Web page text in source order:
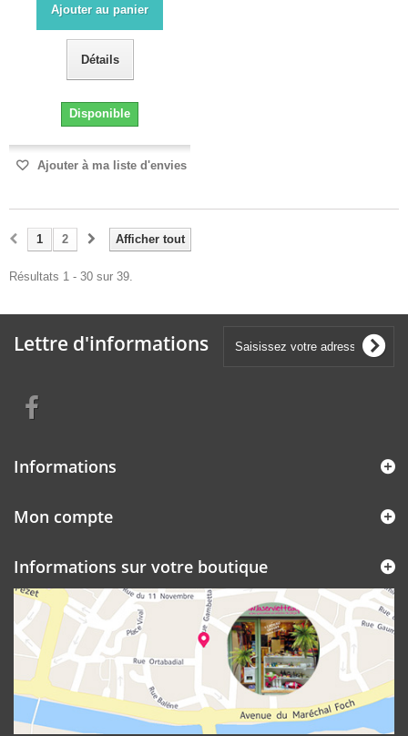
Ajouter au panier
Détails
Disponible
Ajouter à ma liste d'envies
Afficher tout
1 2
Résultats 1 - 30 sur 39.
Lettre d'informations
Informations
Mon compte
Informations sur votre boutique